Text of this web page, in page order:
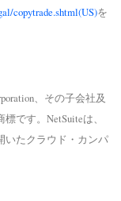
copytrade.shtml(US)を
、その子会社及
です。NetSuiteは、
いたクラウド・カンパ